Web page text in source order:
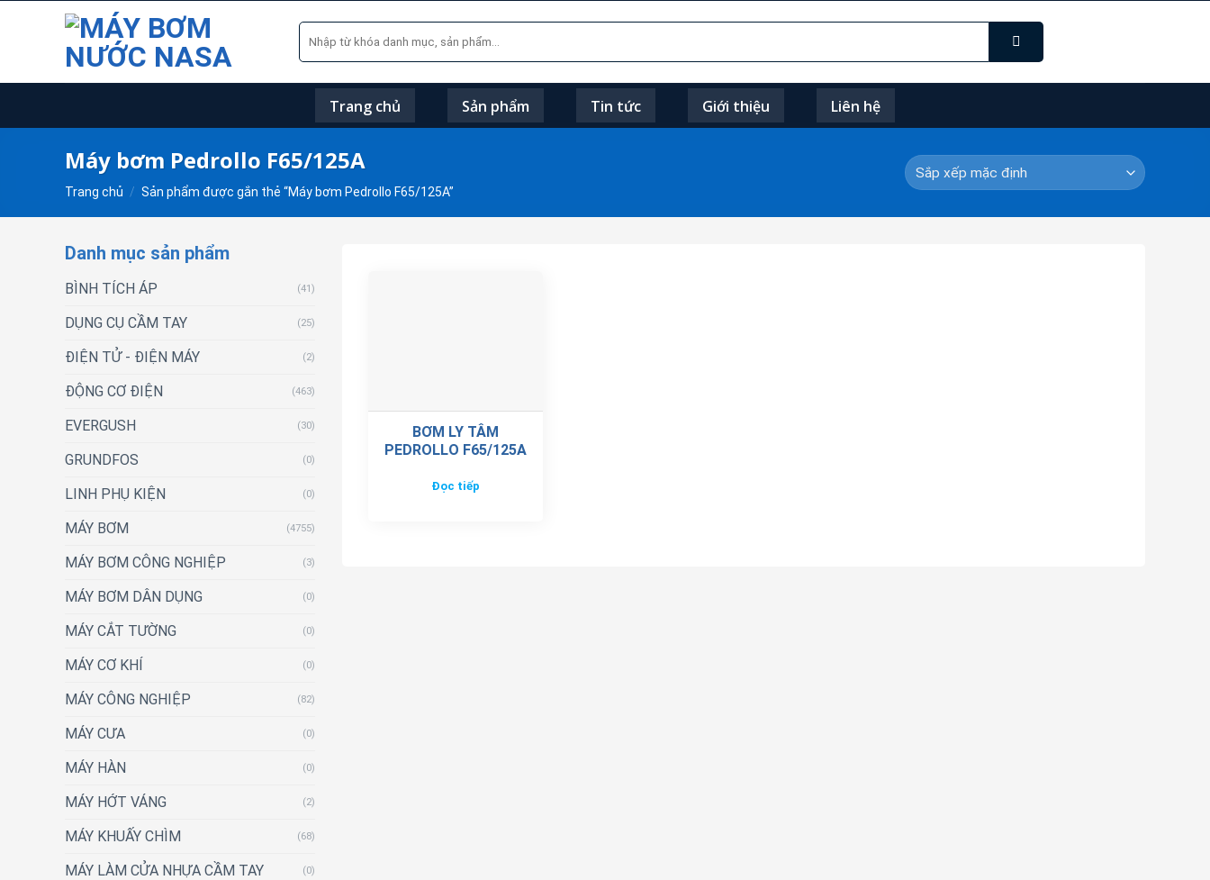
Tìm
kiếm:
Trang chủ Sản phẩm Tin tức Giới thiệu Liên hệ
Máy bơm Pedrollo F65/125A
Trang chủ / Sản phẩm được gắn thẻ “Máy bơm Pedrollo F65/125A”
Danh mục sản phẩm
BÌNH TÍCH ÁP (41)
DỤNG CỤ CẦM TAY (25)
ĐIỆN TỬ - ĐIỆN MÁY (2)
ĐỘNG CƠ ĐIỆN (463)
EVERGUSH (30)
GRUNDFOS (0)
LINH PHỤ KIỆN (0)
MÁY BƠM (4755)
MÁY BƠM CÔNG NGHIỆP (3)
MÁY BƠM DÂN DỤNG (0)
MÁY CẮT TƯỜNG (0)
MÁY CƠ KHÍ (0)
MÁY CÔNG NGHIỆP (82)
MÁY CƯA (0)
MÁY HÀN (0)
MÁY HỚT VÁNG (2)
MÁY KHUẤY CHÌM (68)
MÁY LÀM CỬA NHỰA CẦM TAY (0)
BƠM LY TÂM
PEDROLLO F65/125A
Đọc tiếp